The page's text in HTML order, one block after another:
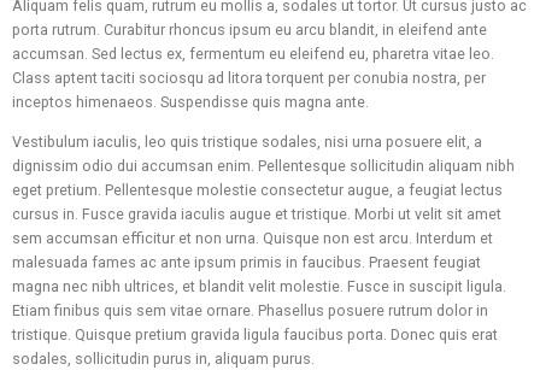
Aliquam felis quam, rutrum eu mollis a, sodales ut tortor. Ut cursus justo ac
porta rutrum. Curabitur rhoncus ipsum eu arcu blandit, in eleifend ante
accumsan. Sed lectus ex, fermentum eu eleifend eu, pharetra vitae leo.
Class aptent taciti sociosqu ad litora torquent per conubia nostra, per
inceptos himenaeos. Suspendisse quis magna ante.
Vestibulum iaculis, leo quis tristique sodales, nisi urna posuere elit, a
dignissim odio dui accumsan enim. Pellentesque sollicitudin aliquam nibh
eget pretium. Pellentesque molestie consectetur augue, a feugiat lectus
cursus in. Fusce gravida iaculis augue et tristique. Morbi ut velit sit amet
sem accumsan efficitur et non urna. Quisque non est arcu. Interdum et
malesuada fames ac ante ipsum primis in faucibus. Praesent feugiat
magna nec nibh ultrices, et blandit velit molestie. Fusce in suscipit ligula.
Etiam finibus quis sem vitae ornare. Phasellus posuere rutrum dolor in
tristique. Quisque pretium gravida ligula faucibus porta. Donec quis erat
sodales, sollicitudin purus in, aliquam purus.